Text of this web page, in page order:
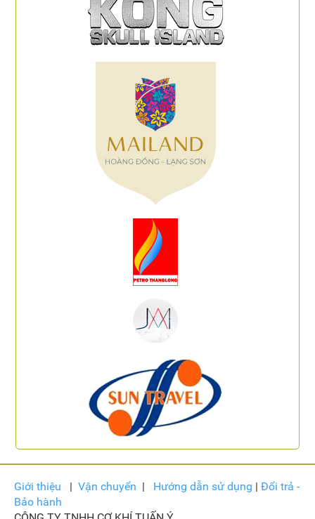
Giới thiệu | Vận chuyển | Hướng dẫn sử dụng | Đổi trả -
Bảo hành